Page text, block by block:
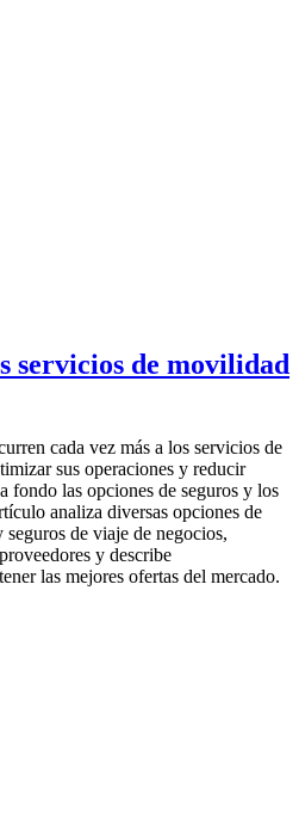
servicios de movilidad
cada vez más a los servicios de
sus operaciones y reducir
fondo las opciones de seguros y los
analiza diversas opciones de
de viaje de negocios,
y describe
las mejores ofertas del mercado.